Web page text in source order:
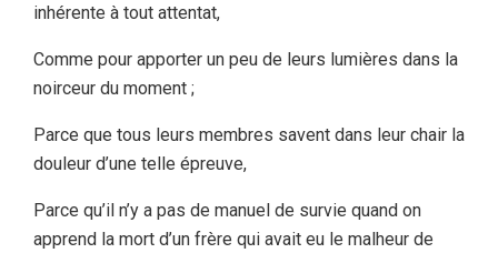
inhérente à tout attentat,
Comme pour apporter un peu de leurs lumières dans la
noirceur du moment ;
Parce que tous leurs membres savent dans leur chair la
douleur d’une telle épreuve,
Parce qu’il n’y a pas de manuel de survie quand on
apprend la mort d’un frère qui avait eu le malheur de